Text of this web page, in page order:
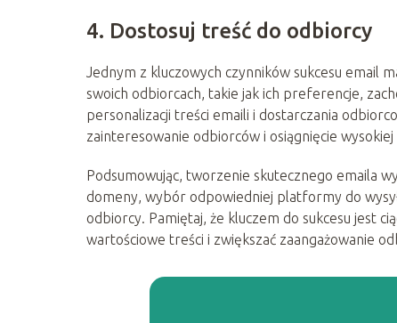
4. Dostosuj treść do odbiorcy
Jednym z kluczowych czynników sukcesu email
swoich odbiorcach, takie jak ich preferencje,
personalizacji treści emaili i dostarczania
zainteresowanie odbiorców i osiągnięcie
Podsumowując, tworzenie skutecznego emaila
domeny, wybór odpowiedniej platformy do
odbiorcy. Pamiętaj, że kluczem do sukcesu jest
wartościowe treści i zwiększać zaangażowanie